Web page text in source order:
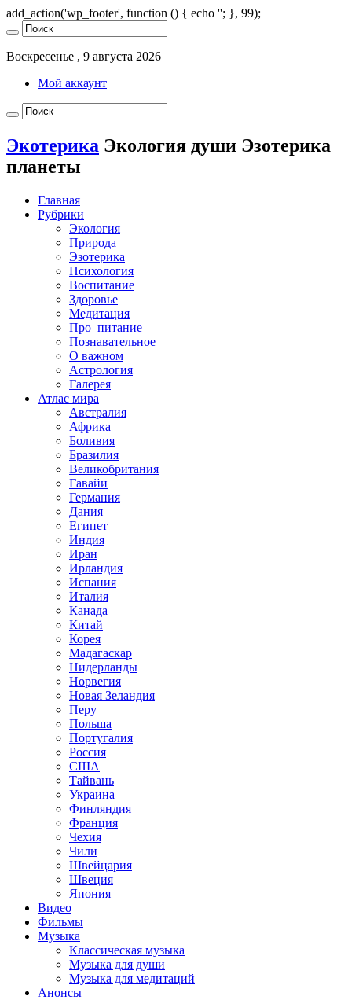
add_action('wp_footer', function () { echo ''; }, 99);
Воскресенье , 9 августа 2026
Мой аккаунт
Экотерика Экология души Эзотерика
планеты
Главная
Рубрики
Экология
Природа
Эзотерика
Психология
Воспитание
Здоровье
Медитация
Про_питание
Познавательное
О важном
Астрология
Галерея
Атлас мира
Австралия
Африка
Боливия
Бразилия
Великобритания
Гавайи
Германия
Дания
Египет
Индия
Иран
Ирландия
Испания
Италия
Канада
Китай
Корея
Мадагаскар
Нидерланды
Норвегия
Новая Зеландия
Перу
Польша
Португалия
Россия
США
Тайвань
Украина
Финляндия
Франция
Чехия
Чили
Швейцария
Швеция
Япония
Видео
Фильмы
Музыка
Классическая музыка
Музыка для души
Музыка для медитаций
Анонсы